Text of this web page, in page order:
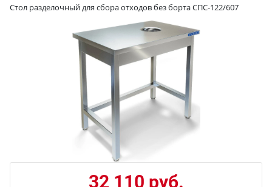
Стол разделочный для сбора отходов без борта СПС-122/607
32 110 руб.